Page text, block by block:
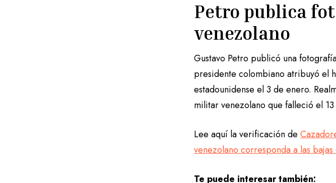
Petro publica
venezolano
Gustavo Petro publicó una
presidente colombiano atribuyó el
estadounidense el 3 de enero.
militar venezolano que falleció el
Lee aquí la verificación de
venezolano corresponda a las
Te puede interesar también: